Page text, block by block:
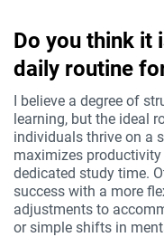
Do you think it
daily routine
I believe a degree of
learning, but the ideal
individuals thrive on a
maximizes
dedicated study time.
success with a more
adjustments to
or simple shifts in